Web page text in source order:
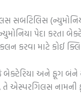
સબટિલિસ
પેદા કરતા
માટે કોઈ
બેક્ટેરિયા અને ફૂગ
એસ્પરગિલસ